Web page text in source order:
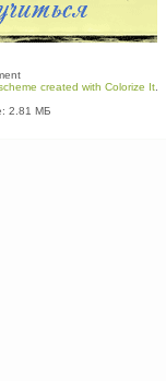
created with Colorize It
2.81 МБ